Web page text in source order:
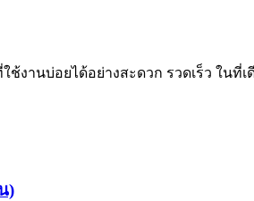
ช้งานบ่อยได้อย่างสะดวก รวดเร็ว ในที่เ
)